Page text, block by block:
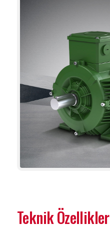
Teknik Özellikler